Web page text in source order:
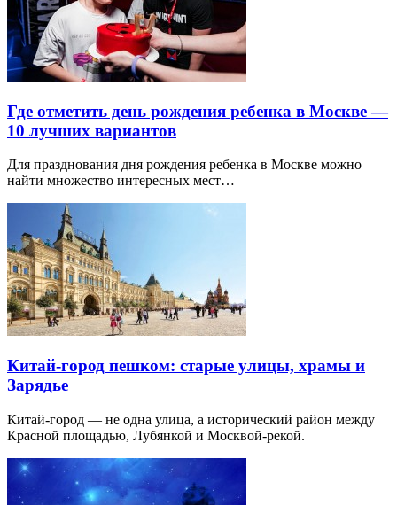
Где отметить день рождения ребенка в Москве —
10 лучших вариантов
Для празднования дня рождения ребенка в Москве можно
найти множество интересных мест…
Китай-город пешком: старые улицы, храмы и
Зарядье
Китай-город — не одна улица, а исторический район между
Красной площадью, Лубянкой и Москвой-рекой.